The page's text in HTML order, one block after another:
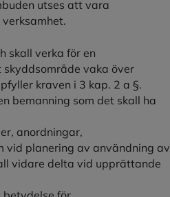
utses att vara
skall verka för en
vaka över
kraven i 3 kap. 2 a §.
bemanning som det skall ha
anordningar,
vid planering av användning av
vidare delta vid upprättande